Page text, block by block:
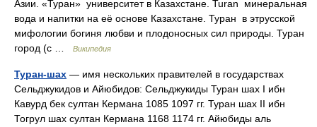
Азии. «Туран» университет в Казахстане. Turan минеральная
вода и напитки на её основе Казахстане. Туран в этрусской
мифологии богиня любви и плодоносных сил природы. Туран
город (с …
Википедия
Туран-шах — имя нескольких правителей в государствах
Сельджукидов и Айюбидов: Сельджукиды Туран шах I ибн
Кавурд бек султан Кермана 1085 1097 гг. Туран шах II ибн
Тогрул шах султан Кермана 1168 1174 гг. Айюбиды аль